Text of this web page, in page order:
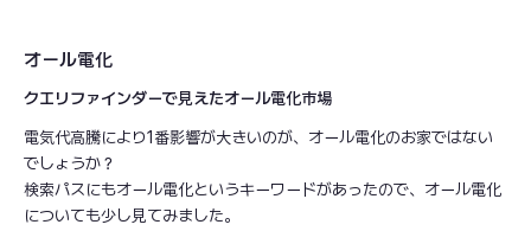
オール電化
クエリファインダーで見えたオール電化市場
電気代高騰により1番影響が大きいのが、オール電化のお家ではない
でしょうか？
検索パスにもオール電化というキーワードがあったので、オール電化
についても少し見てみました。